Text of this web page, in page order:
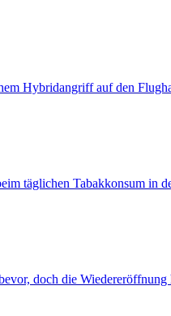
Hybridangriff auf den
täglichen Tabakkonsum in
doch die